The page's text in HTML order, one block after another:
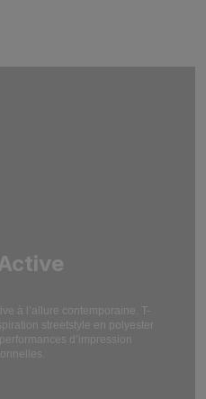
à l’allure contemporaine. T-
streetstyle en polyester
d’impression